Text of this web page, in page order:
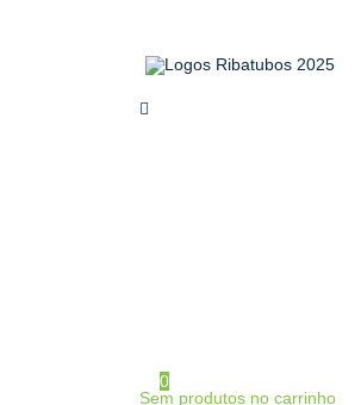
0
Sem produtos no carrinho